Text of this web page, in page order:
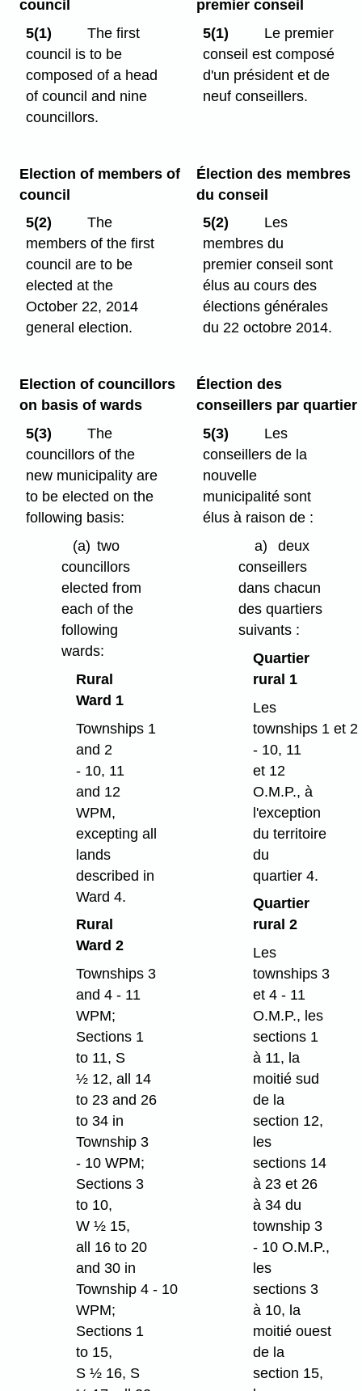
council
5(1)
The first
council is to be
composed of a head
of council and nine
councillors.
premier conseil
5(1)
Le premier
conseil est composé
d'un président et de
neuf conseillers.
Election of members of
council
5(2)
The
members of the first
council are to be
elected at the
October 22, 2014
general election.
Élection des membres
du conseil
5(2)
Les
membres du
premier conseil sont
élus au cours des
élections générales
du 22 octobre 2014.
Election of councillors
on basis of wards
5(3)
The
councillors of the
new municipality are
to be elected on the
following basis:
(a) two
councillors
elected from
each of the
following
wards:
Rural
Ward 1
Townships 1
and 2
- 10, 11
and 12
WPM,
excepting all
lands
described in
Ward 4.
Rural
Ward 2
Townships 3
and 4 - 11
WPM;
Sections 1
to 11, S
½ 12, all 14
to 23 and 26
to 34 in
Township 3
- 10 WPM;
Sections 3
to 10,
W ½ 15,
all 16 to 20
and 30 in
Township 4 - 10
WPM;
Sections 1
to 15,
S ½ 16, S
Élection des
conseillers par quartier
5(3)
Les
conseillers de la
nouvelle
municipalité sont
élus à raison de :
a)
deux
conseillers
dans chacun
des quartiers
suivants :
Quartier
rural 1
Les
townships 1 et 2
- 10, 11
et 12
O.M.P., à
l'exception
du territoire
du
quartier 4.
Quartier
rural 2
Les
townships 3
et 4 - 11
O.M.P., les
sections 1
à 11, la
moitié sud
de la
section 12,
les
sections 14
à 23 et 26
à 34 du
township 3
- 10 O.M.P.,
les
sections 3
à 10, la
moitié ouest
de la
section 15,